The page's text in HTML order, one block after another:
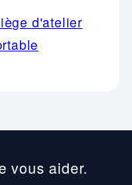
d'atelier
vous aider.